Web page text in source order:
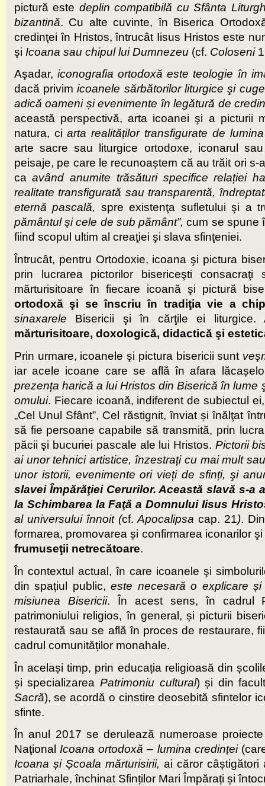
pictură este deplin compatibilă cu Sfânta
bizantină. Cu alte cuvinte, în Biserica
credinţei în Hristos, întrucât Iisus Hristos este
şi Icoana sau chipul lui Dumnezeu (cf. Coloseni
Aşadar, iconografia ortodoxă este teologie în
dacă privimicoanele sărbătorilor liturgice şi
adică oameni și evenimente în legătură de
această perspectivă, arta icoanei şi a picturii
natura, ciarta realităților transfigurate de
arte sacre sau liturgice ortodoxe, iconarul
peisaje, pe care le recunoaștem că au trăit ori
caavând anumite trăsături specifice relației
realitate transfigurată sau transparentă,
eternă pascală, spre existenţa sufletului şi a
pământul şi cele de sub pământ”, cum se spune
fiind scopul ultim al creaţiei şi slava sfinţeniei.
Întrucât, pentru Ortodoxie, icoana şi pictura
prin lucrarea pictorilor bisericeşti
mărturisitoare în fiecare icoană şi pictură
ortodoxă şi se înscriu în tradiţia vie a
sinaxarele Bisericii şi în cărţile ei
mărturisitoare, doxologică, didactică şi
Prin urmare, icoanele şi pictura bisericii sunt
iar acele icoane care se află în afara
prezența harică a lui Hristos din Biserică în lume
omului. Fiecare icoană, indiferent de subiectul
„Cel Unul Sfânt”, Cel răstignit, înviat și înălţat
să fie persoane capabile să transmită, prin
păcii şi bucuriei pascale ale lui Hristos. Pictorii
ai unor tehnici artistice, înzestrați cu mai mult
unor istorii, evenimente ori vieți de sfinți, şi
slavei Împărăţiei Cerurilor. Această slavă s-a
la Schimbarea la Faţă a Domnului Iisus
al universului înnoit (cf. Apocalipsa cap. 21).
formarea, promovarea și confirmarea iconarilor
frumuseţii netrecătoare.
În contextul actual, în care icoanele şi
din spațiul public,este necesară o explicareși
misiunea Bisericii. În acest sens, în cadrul
patrimoniului religios, în general, și picturii
restaurată sau se află în proces de restaurare,
cadrul comunităților monahale.
În același timp, prin educația religioasă din
și specializarea Patrimoniu cultural) și din
Sacră), se acordă o cinstire deosebită sfintelor
sfinte.
În anul 2017 se derulează numeroase
Naţional Icoana ortodoxă – lumina credinței
Icoana și Școala mărturisirii, ai căror câștigători
Patriarhale, închinat Sfinților Mari Împărați și